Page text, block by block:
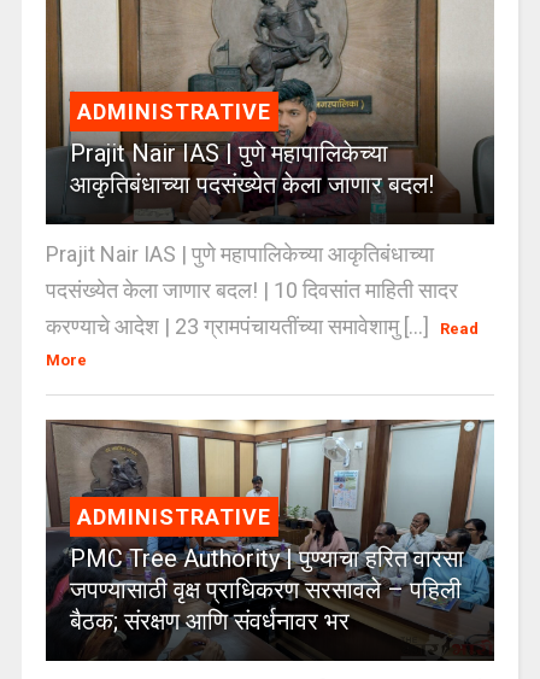
ADMINISTRATIVE
Prajit Nair IAS | पुणे महापालिकेच्या
आकृतिबंधाच्या पदसंख्येत केला जाणार बदल!
Prajit Nair IAS | पुणे महापालिकेच्या आकृतिबंधाच्या
पदसंख्येत केला जाणार बदल! | 10 दिवसांत माहिती सादर
करण्याचे आदेश | 23 ग्रामपंचायतींच्या समावेशामु [...]
Read
More
ADMINISTRATIVE
PMC Tree Authority | पुण्याचा हरित वारसा
जपण्यासाठी वृक्ष प्राधिकरण सरसावले – पहिली
बैठक; संरक्षण आणि संवर्धनावर भर